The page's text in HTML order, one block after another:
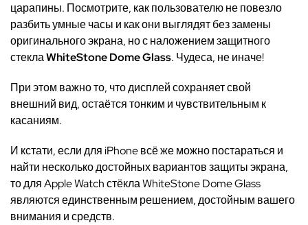
царапины. Посмотрите, как пользователю не повезло
разбить умные часы и как они выглядят без замены
оригинального экрана, но с наложением защитного
стеклаWhiteStone Dome Glass. Чудеса, не иначе!
При этом важно то, что дисплей сохраняет свой
внешний вид, остаётся тонким и чувствительным к
касаниям.
И кстати, если дляiPhoneвсё же можно постараться и
найти несколько достойных вариантов защиты экрана,
то дляApple WatchстёклаWhiteStone Dome Glass
являются единственным решением, достойным вашего
внимания и средств.